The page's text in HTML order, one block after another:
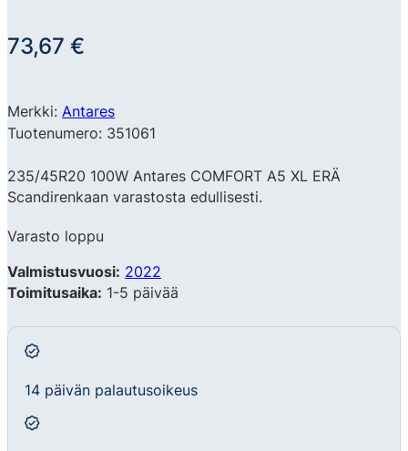
73,67 €
Merkki: Antares
Tuotenumero: 351061
235/45R20 100W Antares COMFORT A5 XL ERÄ
Scandirenkaan varastosta edullisesti.
Varasto loppu
Valmistusvuosi: 2022
Toimitusaika: 1-5 päivää
14 päivän palautusoikeus